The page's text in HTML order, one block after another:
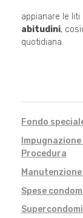
appianare le
abitudini,
quotidiana.
Fondo
Procedura
Spese